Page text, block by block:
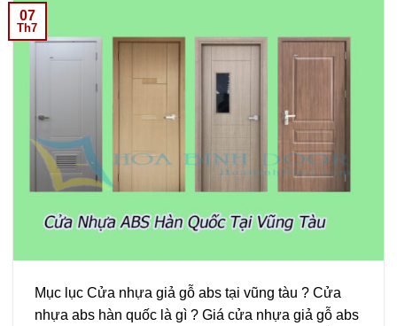
07
Th7
Mục lục Cửa nhựa giả gỗ abs tại vũng tàu ? Cửa
nhựa abs hàn quốc là gì ? Giá cửa nhựa giả gỗ abs